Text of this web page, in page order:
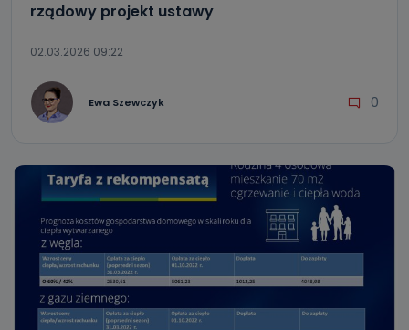
rządowy projekt ustawy
02.03.2026 09:22
Ewa Szewczyk 0